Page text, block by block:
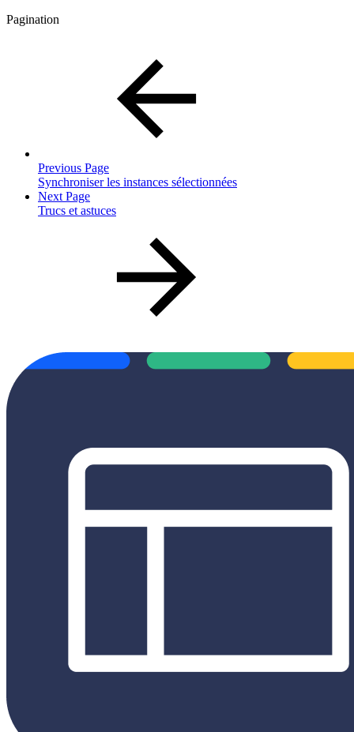
Pagination
Previous Page
Synchroniser les instances sélectionnées
Next Page
Trucs et astuces